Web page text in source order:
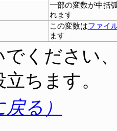
一部の変数が中括
れます
この変数はファイ
ます
でください
ちます。
る）